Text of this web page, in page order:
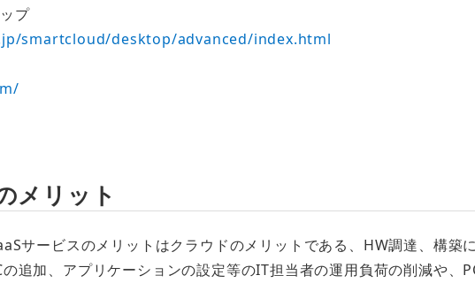
プ
smartcloud/desktop/advanced/index.html
メリット
サービスのメリットはクラウドのメリットである、HW調達、構築
追加、アプリケーションの設定等のIT担当者の運用負荷の削減や、